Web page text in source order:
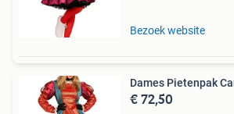
Bezoek website
Dames Pietenpak
€ 72,50